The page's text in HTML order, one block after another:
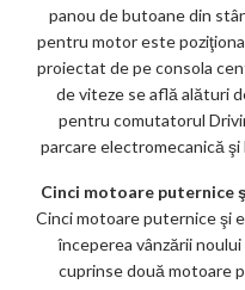
panou de butoane din
pentru motor este
proiectat de pe consola
de viteze se află alături
pentru comutatorul
parcare electromecanică
Cinci motoare puternice
Cinci motoare puternice şi
începerea vânzării
cuprinse două motoare